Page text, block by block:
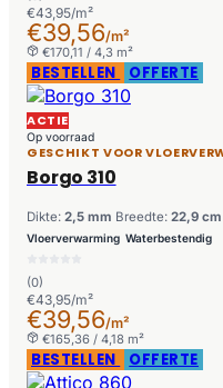
€43,95/m²
€39,56/m²
€170,11 / 4,3 m²
BESTELLEN OFFERTE
ACTIE
Op voorraad
GESCHIKT VOOR
Borgo 310
Dikte: 2,5 mm Breedte: 22,9 cm
Vloerverwarming Waterbestendig
(0)
€43,95/m²
€39,56/m²
€165,36 / 4,18 m²
BESTELLEN OFFERTE